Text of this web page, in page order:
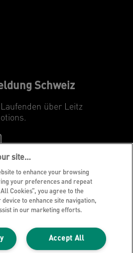
Schweiz
über Leitz
site…
to enhance your browsing
your preferences and repeat
Cookies”, you agree to the
to enhance site navigation,
in our marketing efforts.
Accept All